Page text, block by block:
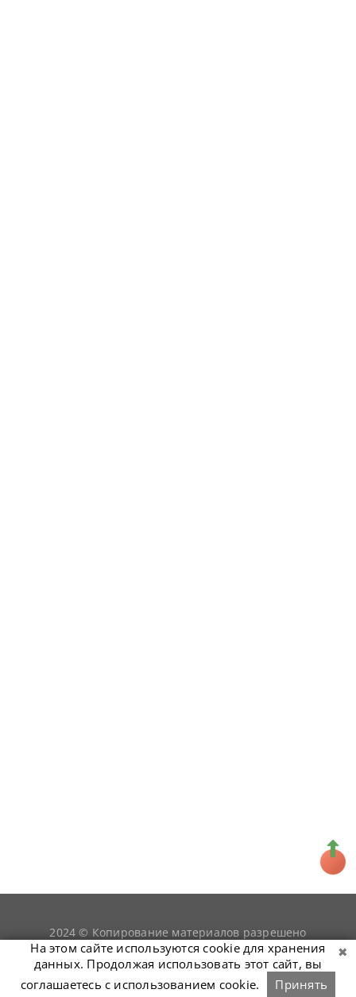
2024 © Копирование материалов разрешено
только при условии гиперссылки наsnookerist.ru
На этом сайте используются cookie для хранения
данных. Продолжая использовать этот сайт, вы
соглашаетесь с использованием cookie.
Принять